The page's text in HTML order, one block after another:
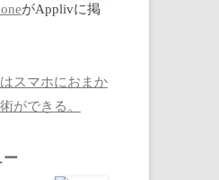
がApplivに掲
スマホにおまか
ができる。
ー